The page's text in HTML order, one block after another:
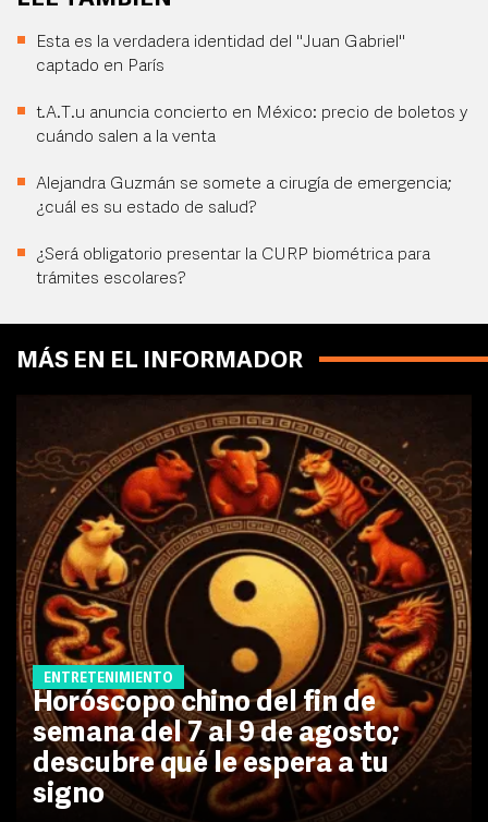
Esta es la verdadera identidad del "Juan Gabriel"
captado en París
t.A.T.u anuncia concierto en México: precio de boletos y
cuándo salen a la venta
Alejandra Guzmán se somete a cirugía de emergencia;
¿cuál es su estado de salud?
¿Será obligatorio presentar la CURP biométrica para
trámites escolares?
MÁS EN EL INFORMADOR
ENTRETENIMIENTO
Horóscopo chino del fin de
semana del 7 al 9 de agosto;
descubre qué le espera a tu
signo